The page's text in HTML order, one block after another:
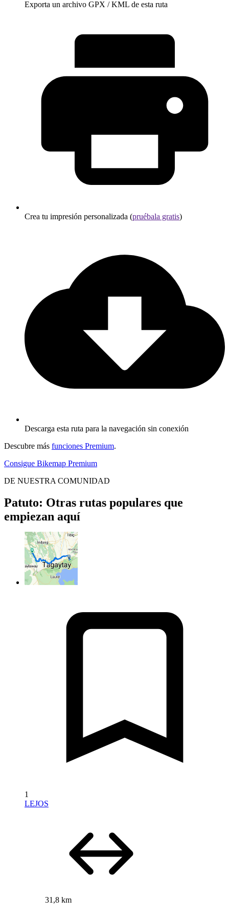
Exporta un archivo GPX / KML de esta ruta
Crea tu impresión personalizada (pruébala gratis)
Descarga esta ruta para la navegación sin conexión
Descubre más funciones Premium.
Consigue Bikemap Premium
DE NUESTRA COMUNIDAD
Patuto: Otras rutas populares que
empiezan aquí
1
LEJOS
31,8 km